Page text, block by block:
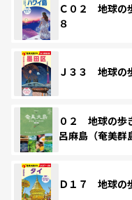
Ｃ０２ 地球の
８
Ｊ３３ 地球の
０２ 地球の
呂麻島（奄美
Ｄ１７ 地球の